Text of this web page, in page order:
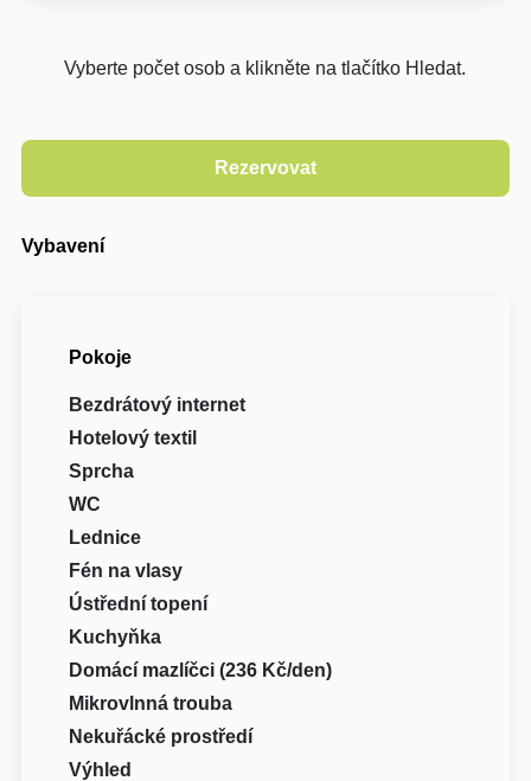
Vyberte počet osob a klikněte na tlačítko Hledat.
Vybavení
Pokoje
Bezdrátový internet
Hotelový textil
Sprcha
WC
Lednice
Fén na vlasy
Ústřední topení
Kuchyňka
Domácí mazlíčci (236 Kč/den)
Mikrovlnná trouba
Nekuřácké prostředí
Výhled